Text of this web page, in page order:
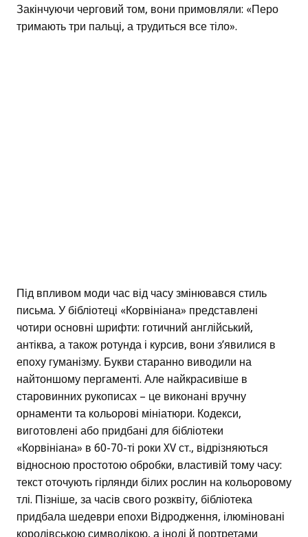
Закінчуючи черговий том, вони примовляли: «Перо
тримають три пальці, а трудиться все тіло».
Під впливом моди час від часу змінювався стиль
письма. У бібліотеці «Корвініана» представлені
чотири основні шрифти: готичний англійський,
антіква, а також ротунда і курсив, вони з’явилися в
епоху гуманізму. Букви старанно виводили на
найтоншому пергаменті. Але найкрасивіше в
старовинних рукописах – це виконані вручну
орнаменти та кольорові мініатюри. Кодекси,
виготовлені або придбані для бібліотеки
«Корвініана» в 60-70-ті роки XV ст., відрізняються
відносною простотою обробки, властивій тому часу:
текст оточують гірлянди білих рослин на кольоровому
тлі. Пізніше, за часів свого розквіту, бібліотека
придбала шедеври епохи Відродження, ілюміновані
королівською символікою, а іноді й портретами